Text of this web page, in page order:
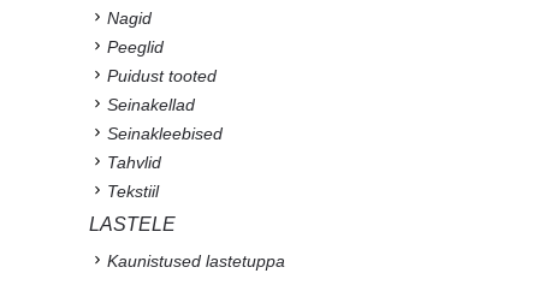
Nagid
Peeglid
Puidust tooted
Seinakellad
Seinakleebised
Tahvlid
Tekstiil
LASTELE
Kaunistused lastetuppa